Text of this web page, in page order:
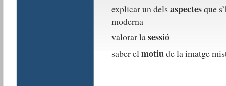
explicar un delsaspectesque
moderna
valorar lasessió
saber el motiude la imatge